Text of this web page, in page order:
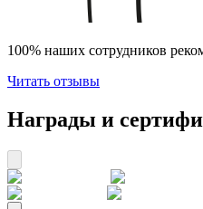
100% наших сотрудников
Читать отзывы
Награды и